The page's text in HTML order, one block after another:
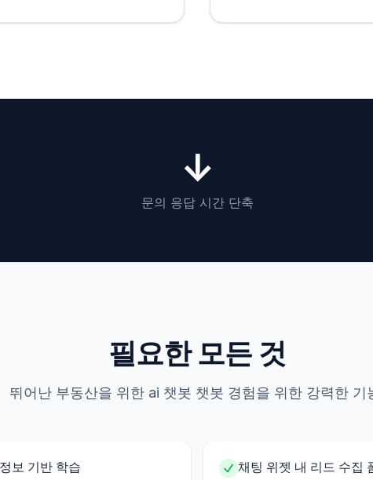
↓
문의 응답 시간 단축
필요한 모든 것
뛰어난 부동산을 위한 ai 챗봇 챗봇 경험을 위한 강력한 기
보 기반 학습 채팅 위젯 내 리드 수집